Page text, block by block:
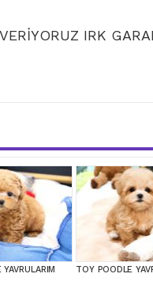
IRK
TOY POODLE